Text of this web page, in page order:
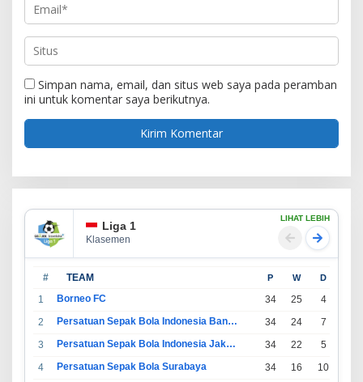
Simpan nama, email, dan situs web saya pada peramban
ini untuk komentar saya berikutnya.
Liga 1
Klasemen
LIHAT LEBIH
# TEAM P W D
1 Borneo FC 34 25 4
2
Persatuan Sepak Bola Indonesia Bandung 34 24 7
3
Persatuan Sepak Bola Indonesia Jakarta 34 22 5
4
Persatuan Sepak Bola Surabaya 34 16 10